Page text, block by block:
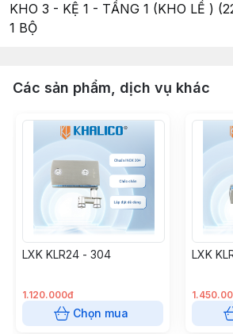
KHO 3 - KỆ 1 - TẦNG 1 (KHO LỀ )
1 BỘ
Các sản phẩm, dịch vụ khác
LXK KLR24 - 304
1.120.000đ
Chọn mua
LXK